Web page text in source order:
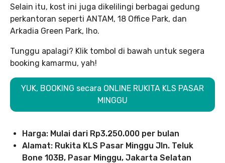
Selain itu, kost ini juga dikelilingi berbagai gedung
perkantoran seperti ANTAM, 18 Office Park, dan
Arkadia Green Park, lho.
Tunggu apalagi? Klik tombol di bawah untuk segera
booking kamarmu, yah!
YUK, BOOKING secara ONLINE RUKITA KLS PASAR
MINGGU
Harga: Mulai dari Rp3.250.000 per bulan
Alamat: Rukita KLS Pasar Minggu Jln. Teluk
Bone 103B, Pasar Minggu, Jakarta Selatan